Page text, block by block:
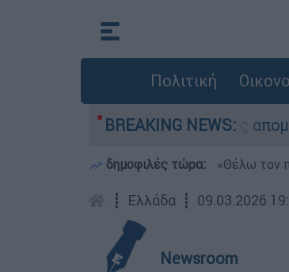
Πολιτική
BREAKING NEWS:
- 254 πολίτες απομακρύνθηκαν
δημοφιλές τώρα: «Θέλω τον
┋ Ελλάδα ┋ 09.03.2026
Newsroom